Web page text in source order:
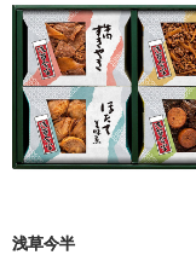
浅草今半